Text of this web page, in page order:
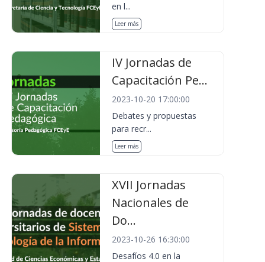
en l...
Leer más
IV Jornadas de
Capacitación Pe...
2023-10-20 17:00:00
Debates y propuestas
para recr...
Leer más
XVII Jornadas
Nacionales de
Do...
2023-10-26 16:30:00
Desafíos 4.0 en la